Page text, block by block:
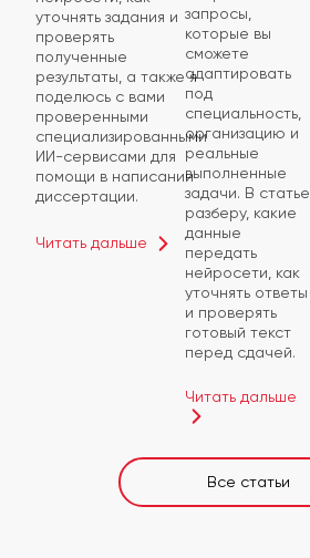
уточнять задания и
проверять
полученные
результаты, а также я
поделюсь с вами
проверенными
специализированными
ИИ-сервисами для
помощи в написании
диссертации.
Читать дальше
запросы,
которые вы
сможете
адаптировать
под
специальность,
организацию и
реальные
выполненные
задачи. В статье
разберу, какие
данные
передать
нейросети, как
уточнять ответы
и проверять
готовый текст
перед сдачей.
Читать дальше
Все статьи